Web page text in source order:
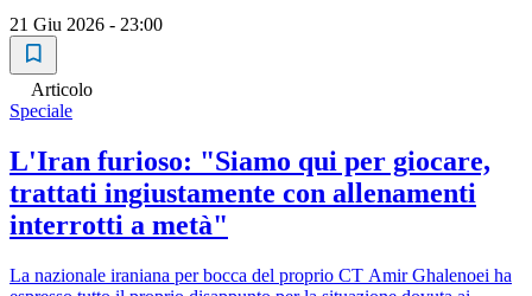
21 Giu 2026 - 23:00
Articolo
Speciale
L'Iran furioso: "Siamo qui per giocare,
trattati ingiustamente con allenamenti
interrotti a metà"
La nazionale iraniana per bocca del proprio CT Amir Ghalenoei ha